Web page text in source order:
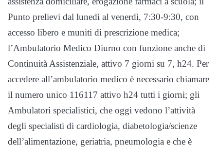
Punto prelievi dal lunedì al venerdì, 7:30-9:30, con
accesso libero e muniti di prescrizione medica;
l’Ambulatorio Medico Diurno con funzione anche di
Continuità Assistenziale, attivo 7 giorni su 7, h24. Per
accedere all’ambulatorio medico è necessario chiamare
il numero unico 116117 attivo h24 tutti i giorni; gli
Ambulatori specialistici, che oggi vedono l’attività
degli specialisti di cardiologia, diabetologia/scienze
dell’alimentazione, geriatria, pneumologia e che è